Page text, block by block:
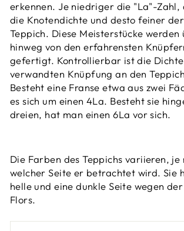
erkennen. Je niedriger die "La"-Zahl,
die Knotendichte und desto feiner der
Teppich. Diese Meisterstücke werden
hinweg von den erfahrensten
gefertigt. Kontrollierbar ist die
verwandten Knüpfung an den
Besteht eine Franse etwa aus zwei
es sich um einen 4La. Besteht sie
dreien, hat man einen 6La vor sich.
Die Farben des Teppichs variieren, je
welcher Seite er betrachtet wird. Sie
helle und eine dunkle Seite wegen
Flors.